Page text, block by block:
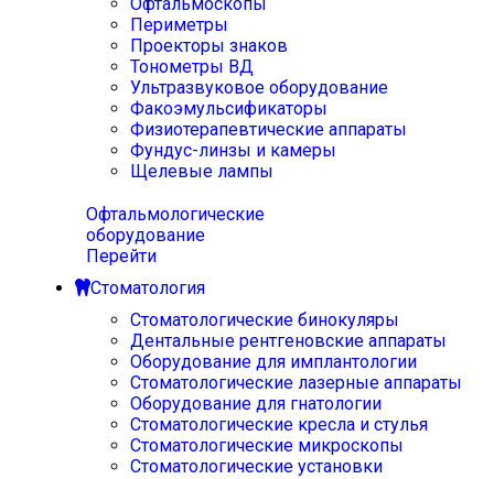
Периметры
Проекторы знаков
Тонометры ВД
Ультразвуковое оборудование
Факоэмульсификаторы
Физиотерапевтические аппараты
Фундус-линзы и камеры
Щелевые лампы
Офтальмологические
оборудование
Перейти
Стоматология
Стоматологические бинокуляры
Дентальные рентгеновские аппараты
Оборудование для имплантологии
Стоматологические лазерные аппараты
Оборудование для гнатологии
Стоматологические кресла и стулья
Стоматологические микроскопы
Стоматологические установки